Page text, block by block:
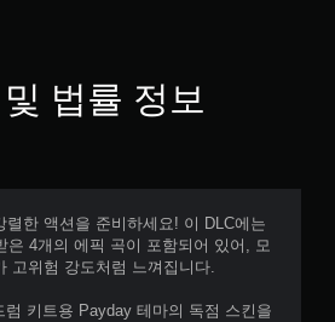
법률 정보
렬한 액션을 준비하세요! 이 DLC에는
은 4개의 에픽 곡이 포함되어 있어, 모
고위험 강도처럼 느껴집니다.
키트용 Payday 테마의 독점 스킨을